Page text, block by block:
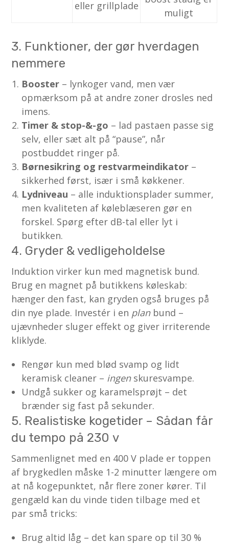
eller grillplade
muligt
3. Funktioner, der gør hverdagen
nemmere
Booster – lynkoger vand, men vær
opmærksom på at andre zoner drosles ned
imens.
Timer & stop-&-go – lad pastaen passe sig
selv, eller sæt alt på “pause”, når
postbuddet ringer på.
Børnesikring og restvarmeindikator –
sikkerhed først, især i små køkkener.
Lydniveau – alle induktionsplader summer,
men kvaliteten af køleblæseren gør en
forskel. Spørg efter dB-tal eller lyt i
butikken.
4. Gryder & vedligeholdelse
Induktion virker kun med magnetisk bund.
Brug en magnet på butikkens køleskab:
hænger den fast, kan gryden også bruges på
din nye plade. Investér i en planbund –
ujævnheder sluger effekt og giver irriterende
kliklyde.
Rengør kun med blød svamp og lidt
keramisk cleaner – ingenskuresvampe.
Undgå sukker og karamelsprøjt – det
brænder sig fast på sekunder.
5. Realistiske kogetider – Sådan får
du tempo på 230 v
Sammenlignet med en 400 V plade er toppen
af brygkedlen måske 1-2 minutter længere om
at nå kogepunktet, når flere zoner kører. Til
gengæld kan du vinde tiden tilbage med et
par små tricks:
Brug altid låg – det kan spare op til 30 %